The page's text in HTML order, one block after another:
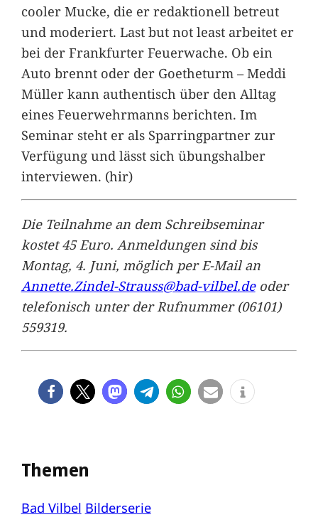
cooler Mucke, die er redaktionell betreut
und moderiert. Last but not least arbeitet er
bei der Frankfurter Feuerwache. Ob ein
Auto brennt oder der Goetheturm – Meddi
Müller kann authentisch über den Alltag
eines Feuerwehrmanns berichten. Im
Seminar steht er als Sparringpartner zur
Verfügung und lässt sich übungshalber
interviewen. (hir)
Die Teilnahme an dem Schreibseminar
kostet 45 Euro. Anmeldungen sind bis
Montag, 4. Juni, möglich per E-Mail an
Annette.Zindel-Strauss@bad-vilbel.deoder
telefonisch unter der Rufnummer (06101)
559319.
Themen
Bad Vilbel Bilderserie